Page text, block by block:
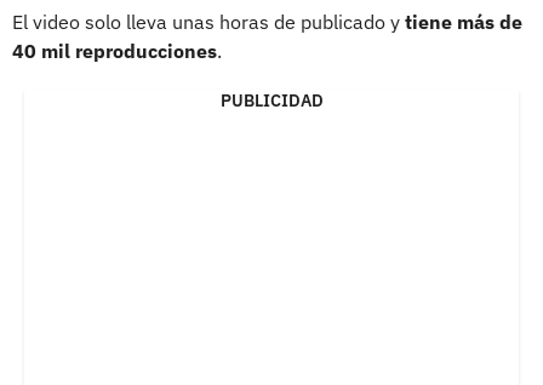
El video solo lleva unas horas de publicado y tiene más de
40 mil reproducciones.
PUBLICIDAD